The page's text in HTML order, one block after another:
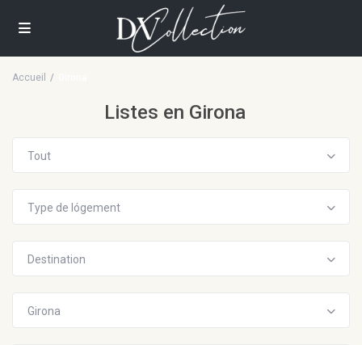
Accueil
Listes en Girona
Tout
Type de lógement
Destination
Girona